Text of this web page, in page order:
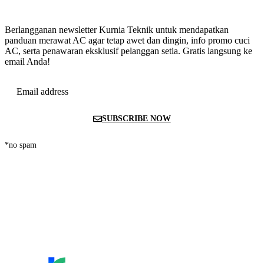
Berlangganan newsletter Kurnia Teknik untuk mendapatkan
panduan merawat AC agar tetap awet dan dingin, info promo cuci
AC, serta penawaran eksklusif pelanggan setia. Gratis langsung ke
email Anda!
Email address
SUBSCRIBE NOW
*no spam